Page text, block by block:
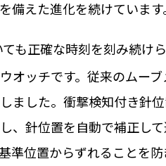
えた進化を続けています
も正確な時刻を刻み続け
オッチです。従来のムーブ
ました。衝撃検知付き針
針位置を自動で補正して
準位置からずれることを